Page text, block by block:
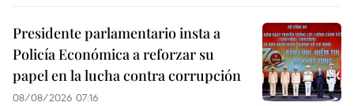
Presidente parlamentario insta a
Policía Económica a reforzar su
papel en la lucha contra corrupción
08/08/2026 07:16